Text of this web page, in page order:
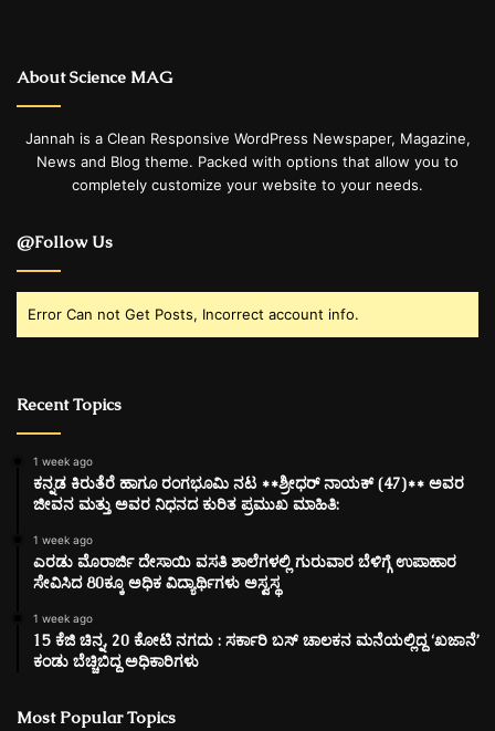
About Science MAG
Jannah is a Clean Responsive WordPress Newspaper, Magazine,
News and Blog theme. Packed with options that allow you to
completely customize your website to your needs.
@Follow Us
Error Can not Get Posts, Incorrect account info.
Recent Topics
1 week ago
ಕನ್ನಡ ಕಿರುತೆರೆ ಹಾಗೂ ರಂಗಭೂಮಿ ನಟ **ಶ್ರೀಧರ್ ನಾಯಕ್ (47)** ಅವರ
ಜೀವನ ಮತ್ತು ಅವರ ನಿಧನದ ಕುರಿತ ಪ್ರಮುಖ ಮಾಹಿತಿ:
1 week ago
ಎರಡು ಮೊರಾರ್ಜಿ ದೇಸಾಯಿ ವಸತಿ ಶಾಲೆಗಳಲ್ಲಿ ಗುರುವಾರ ಬೆಳಿಗ್ಗೆ ಉಪಾಹಾರ
ಸೇವಿಸಿದ 80ಕ್ಕೂ ಅಧಿಕ ವಿದ್ಯಾರ್ಥಿಗಳು ಅಸ್ವಸ್ಥ
1 week ago
15 ಕೆಜಿ ಚಿನ್ನ, 20 ಕೋಟಿ ನಗದು : ಸರ್ಕಾರಿ ಬಸ್ ಚಾಲಕನ ಮನೆಯಲ್ಲಿದ್ದ ‘ಖಜಾನೆ’
ಕಂಡು ಬೆಚ್ಚಿಬಿದ್ದ ಅಧಿಕಾರಿಗಳು
Most Popular Topics